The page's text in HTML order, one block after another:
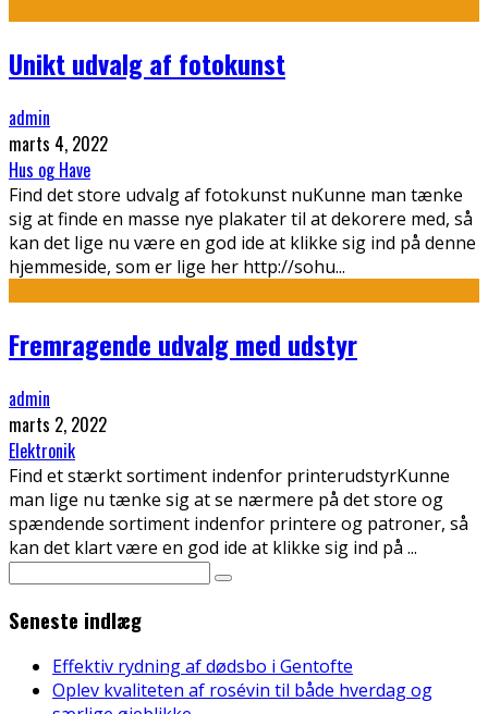
Unikt udvalg af fotokunst
admin
marts 4, 2022
Hus og Have
Find det store udvalg af fotokunst nuKunne man tænke
sig at finde en masse nye plakater til at dekorere med, så
kan det lige nu være en god ide at klikke sig ind på denne
hjemmeside, som er lige her http://sohu...
Fremragende udvalg med udstyr
admin
marts 2, 2022
Elektronik
Find et stærkt sortiment indenfor printerudstyrKunne
man lige nu tænke sig at se nærmere på det store og
spændende sortiment indenfor printere og patroner, så
kan det klart være en god ide at klikke sig ind på ...
Seneste indlæg
Effektiv rydning af dødsbo i Gentofte
Oplev kvaliteten af rosévin til både hverdag og